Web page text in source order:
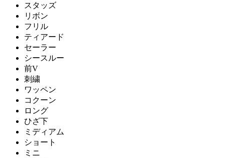
スタッズ
リボン
フリル
ティアード
セーラー
シースルー
前V
刺繍
ワッペン
コクーン
ロング
ひざ下
ミディアム
ショート
ミニ